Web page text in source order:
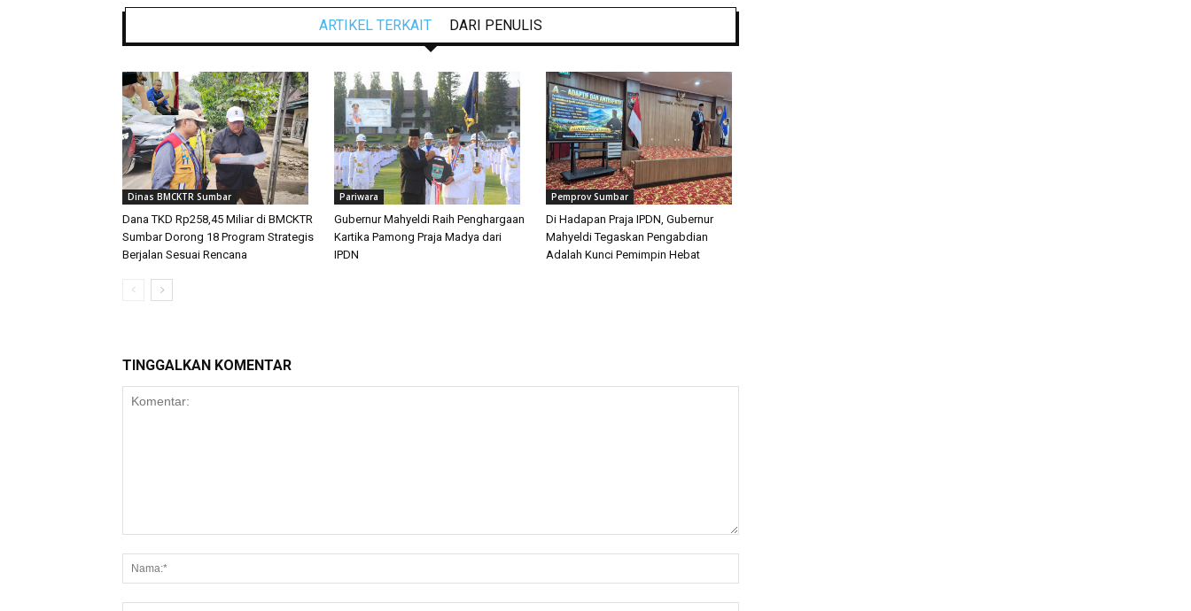
ARTIKEL TERKAIT DARI PENULIS
Dinas BMCKTR Sumbar
Dana TKD Rp258,45 Miliar di BMCKTR
Sumbar Dorong 18 Program Strategis
Berjalan Sesuai Rencana
Pariwara
Gubernur Mahyeldi Raih Penghargaan
Kartika Pamong Praja Madya dari
IPDN
Pemprov Sumbar
Di Hadapan Praja IPDN, Gubernur
Mahyeldi Tegaskan Pengabdian
Adalah Kunci Pemimpin Hebat
TINGGALKAN KOMENTAR